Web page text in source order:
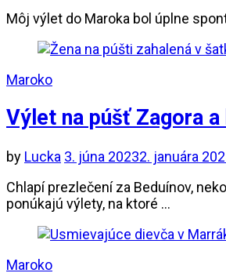
Môj výlet do Maroka bol úplne
Maroko
Výlet na púšť Zagora a
by Lucka 3. júna 20232. januára
Chlapí prezlečení za Beduínov,
ponúkajú výlety, na ktoré …
Maroko